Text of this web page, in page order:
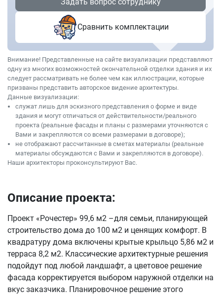
Сравнить комплектации
Внимание! Представленные на сайте визуализации представляют
одну из многих возможностей окончательной отделки здания и их
следует рассматривать не более чем как иллюстрации, которые
призваны представить авторское видение архитектуры.
Данные визуализации:
служат лишь для эскизного представления о форме и виде
здания и могут отличаться от действительности/реального
проекта (реальные фасады и планы с размерами уточняются с
Вами и закрепляются со всеми размерами в договоре);
не отображают рассчитанные в сметах материалы (реальные
материалы обсуждаются с Вами и закрепляются в договоре).
Наши архитекторы проконсультируют Вас.
Описание проекта:
Проект «Рочестер» 99,6 м2 –для семьи, планирующей
строительство дома до 100 м2 и ценящих комфорт. В
квадратуру дома включены крытые крыльцо 5,86 м2 и
терраса 8,2 м2. Классические архитектурные решения
подойдут под любой ландшафт, а цветовое решение
фасада корректируется выбором наружной отделки на
вкус заказчика. Планировочное решение этого